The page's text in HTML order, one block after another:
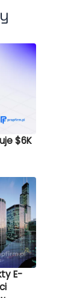
$6K
E-